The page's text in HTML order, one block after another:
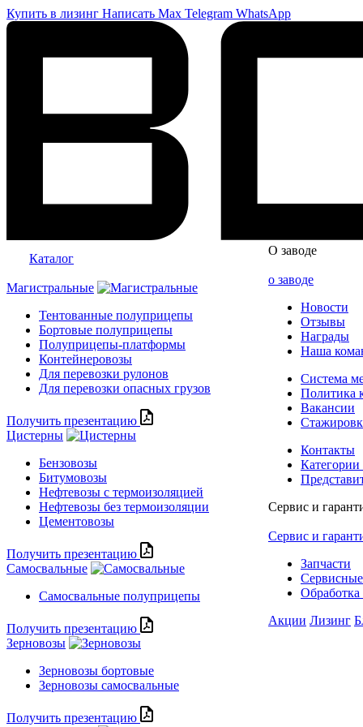
Купить в лизинг Написать Max Telegram WhatsApp
Каталог
Магистральные
Тентованные полуприцепы
Бортовые полуприцепы
Полуприцепы-платформы
Контейнеровозы
Для перевозки рулонов
Для перевозки опасных грузов
Получить презентацию
Цистерны
Бензовозы
Битумовозы
Нефтевозы с термоизоляцией
Нефтевозы без термоизоляции
Цементовозы
Получить презентацию
Самосвальные
Самосвальные полуприцепы
Получить презентацию
Зерновозы
Зерновозы бортовые
Зерновозы самосвальные
Получить презентацию
О заводе
о заводе
Новости
Отзывы
Награды
Наша
Система
Политика
Вакансии
Контакты
Категории
Сервис и
Сервис и
Запчасти
Обработка
Акции Лизинг